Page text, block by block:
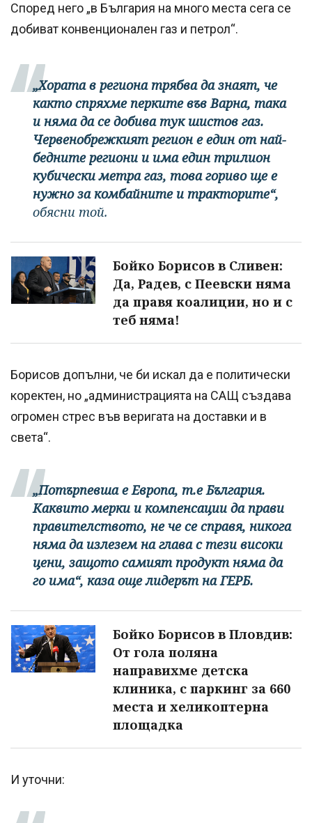
Според него „в България на много места сега се
добиват конвенционален газ и петрол“.
„Хората в региона трябва да знаят, че
както спряхме перките във Варна, така
и няма да се добива тук шистов газ.
Червенобрежкият регион е един от най-
бедните региони и има един трилион
кубически метра газ, това гориво ще е
нужно за комбайните и тракторите“,
обясни той.
Бойко Борисов в Сливен:
Да, Радев, с Пеевски няма
да правя коалиции, но и с
теб няма!
Борисов допълни, че би искал да е политически
коректен, но „администрацията на САЩ създава
огромен стрес във веригата на доставки и в
света“.
„Потърпевша е Европа, т.е България.
Каквито мерки и компенсации да прави
правителството, не че се справя, никога
няма да излезем на глава с тези високи
цени, защото самият продукт няма да
го има“, каза още лидерът на ГЕРБ.
Бойко Борисов в Пловдив:
От гола поляна
направихме детска
клиника, с паркинг за 660
места и хеликоптерна
площадка
И уточни: